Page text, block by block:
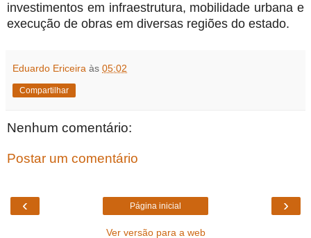
investimentos em infraestrutura, mobilidade urbana e
execução de obras em diversas regiões do estado.
Eduardo Ericeira às 05:02
Compartilhar
Nenhum comentário:
Postar um comentário
‹ ›
Página inicial
Ver versão para a web